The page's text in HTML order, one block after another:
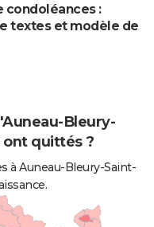
condoléances :
textes et modèle de
Bleury-
ont quittés ?
à Auneau-Bleury-Saint-